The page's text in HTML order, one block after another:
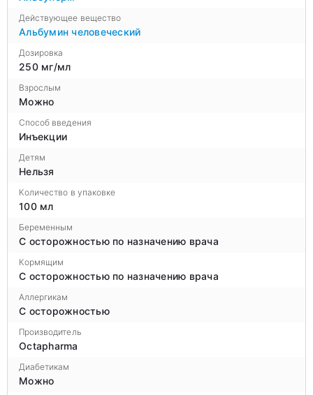
Действующее вещество
Альбумин человеческий
Дозировка
250 мг/мл
Взрослым
Можно
Способ введения
Инъекции
Детям
Нельзя
Количество в упаковке
100 мл
Беременным
С осторожностью по назначению врача
Кормящим
С осторожностью по назначению врача
Аллергикам
С осторожностью
Производитель
Octapharma
Диабетикам
Можно